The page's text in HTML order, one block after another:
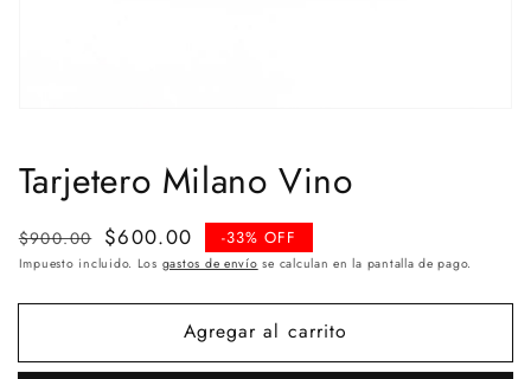
Tarjetero Milano Vino
Precio
habitual
$900.00
Precio
de
$600.00 -33% OFF
Impuesto incluido. Los gastos de envío se calculan en la pantalla de pago.
Agregar al carrito